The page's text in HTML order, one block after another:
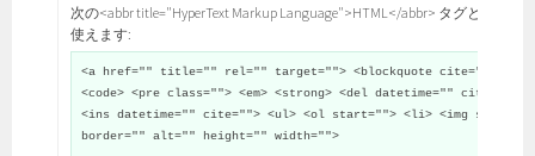
次の<abbr title="HyperText Markup Language">HTML</abbr> タグと属性が
使えます:
<a href="" title="" rel="" target=""> <blockquote cite="">
<code> <pre class=""> <em> <strong> <del datetime="" cite="">
<ins datetime="" cite=""> <ul> <ol start=""> <li> <img src=""
border="" alt="" height="" width="">